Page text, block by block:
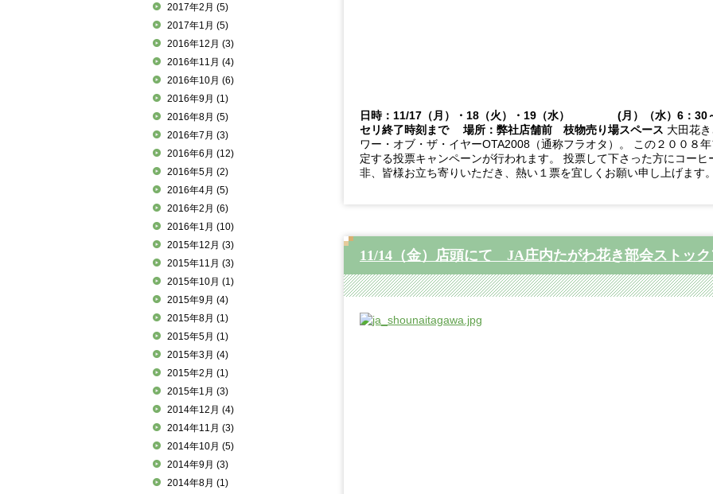
日時：11/17（月）・18（火）・19（水） (月）（水）6：30
セリ終了時刻まで 場所：弊社店舗前 枝物売り場スペース 大田花
ワー・オブ・ザ・イヤーOTA2008（通称フラオタ）。 この２００８
定する投票キャンペーンが行われます。 投票して下さった方にコー
非、皆様お立ち寄りいただき、熱い１票を宜しくお願い申し上げます。
11/14（金）店頭にて JA庄内たがわ花き部会ストッ
2017年2月 (5)
2017年1月 (5)
2016年12月 (3)
2016年11月 (4)
2016年10月 (6)
2016年9月 (1)
2016年8月 (5)
2016年7月 (3)
2016年6月 (12)
2016年5月 (2)
2016年4月 (5)
2016年2月 (6)
2016年1月 (10)
2015年12月 (3)
2015年11月 (3)
2015年10月 (1)
2015年9月 (4)
2015年8月 (1)
2015年5月 (1)
2015年3月 (4)
2015年2月 (1)
2015年1月 (3)
2014年12月 (4)
2014年11月 (3)
2014年10月 (5)
2014年9月 (3)
2014年8月 (1)